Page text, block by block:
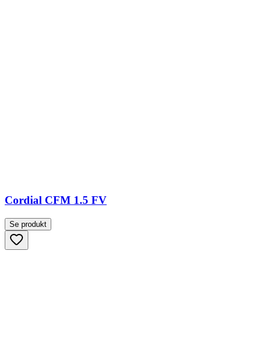
Cordial CFM 1.5 FV
Se produkt